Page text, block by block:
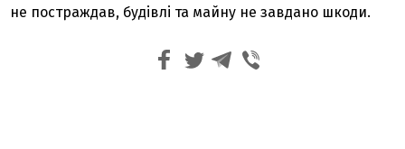
не постраждав, будівлі та майну не завдано шкоди.